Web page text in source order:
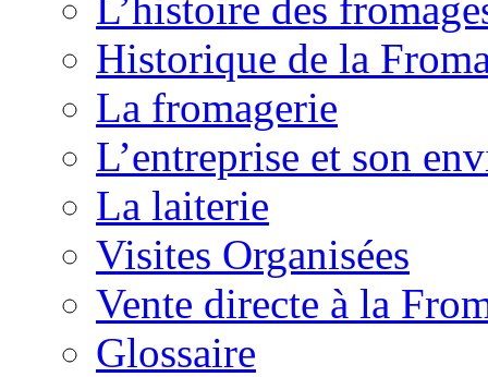
Historique de la
La fromagerie
L’entreprise et son
La laiterie
Visites Organisées
Vente directe à la
Glossaire